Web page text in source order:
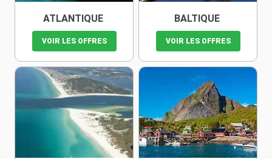
ATLANTIQUE
VOIR LES OFFRES
BALTIQUE
VOIR LES OFFRES